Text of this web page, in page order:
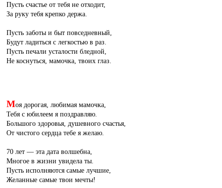
Пусть счастье от тебя не отходит,
За руку тебя крепко держа.
Пусть заботы и быт повседневный,
Будут ладиться с легкостью в раз.
Пусть печали усталости бледной,
Не коснуться, мамочка, твоих глаз.
Моя дорогая, любимая мамочка,
Тебя с юбилеем я поздравляю.
Большого здоровья, душевного счастья,
От чистого сердца тебе я желаю.
70 лет — эта дата волшебна,
Многое в жизни увидела ты.
Пусть исполняются самые лучшие,
Желанные самые твои мечты!